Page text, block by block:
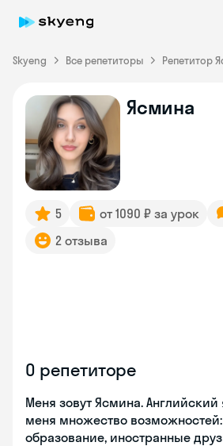
Skyeng Все репетиторы Репетитор
Ясмина
5 от 1090 ₽ за урок
2 отзыва
О репетиторе
Меня зовут Ясмина.
меня множество
образование, иностранные
Skyeng Chat
online